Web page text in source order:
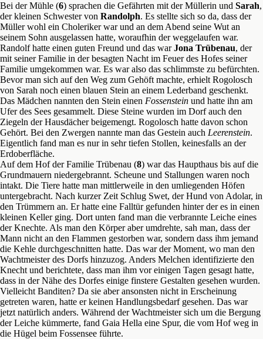
Bei der Mühle (6) sprachen die Gefährten mit der Müllerin und Sarah,
der kleinen Schwester von Randolph. Es stellte sich so da, dass der
Müller wohl ein Choleriker war und an dem Abend seine Wut an
seinem Sohn ausgelassen hatte, woraufhin der weggelaufen war.
Randolf hatte einen guten Freund und das warJona Trübenau, der
mit seiner Familie in der besagten Nacht im Feuer des Hofes seiner
Familie umgekommen war. Es war also das schlimmste zu befürchten.
Bevor man sich auf den Weg zum Gehöft machte, erhielt Rogolosch
von Sarah noch einen blauen Stein an einem Lederband geschenkt.
Das Mädchen nannten den Stein einen Fossenstein und hatte ihn am
Ufer des Sees gesammelt. Diese Steine wurden im Dorf auch den
Ziegeln der Hausdächer beigemengt. Rogolosch hatte davon schon
Gehört. Bei den Zwergen nannte man das Gestein auch Leerenstein.
Eigentlich fand man es nur in sehr tiefen Stollen, keinesfalls an der
Erdoberfläche.
Auf dem Hof der Familie Trübenau (8) war das Haupthaus bis auf die
Grundmauern niedergebrannt. Scheune und Stallungen waren noch
intakt. Die Tiere hatte man mittlerweile in den umliegenden Höfen
untergebracht. Nach kurzer Zeit Schlug Swet, der Hund von Adolar, in
den Trümmern an. Er hatte eine Falltür gefunden hinter der es in einen
kleinen Keller ging. Dort unten fand man die verbrannte Leiche eines
der Knechte. Als man den Körper aber umdrehte, sah man, dass der
Mann nicht an den Flammen gestorben war, sondern dass ihm jemand
die Kehle durchgeschnitten hatte. Das war der Moment, wo man den
Wachtmeister des Dorfs hinzuzog. Anders Melchen identifizierte den
Knecht und berichtete, dass man ihm vor einigen Tagen gesagt hatte,
dass in der Nähe des Dorfes einige finstere Gestalten gesehen wurden.
Vielleicht Banditen? Da sie aber ansonsten nicht in Erscheinung
getreten waren, hatte er keinen Handlungsbedarf gesehen. Das war
jetzt natürlich anders. Während der Wachtmeister sich um die Bergung
der Leiche kümmerte, fand Gaia Hella eine Spur, die vom Hof weg in
die Hügel beim Fossensee führte.